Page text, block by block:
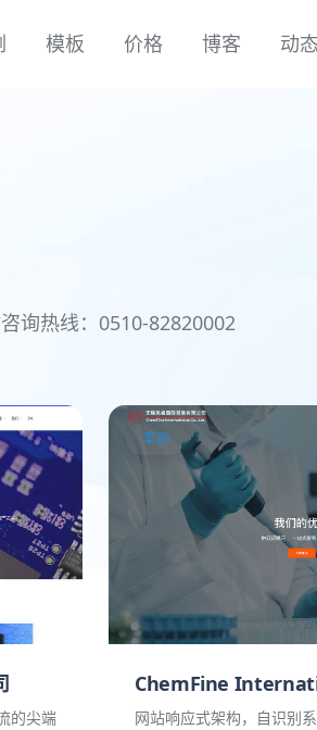
模板 价格 博客 动态
询热线：0510-82820002
的尖端
案例
ChemFine
网站响应式架构，自识别